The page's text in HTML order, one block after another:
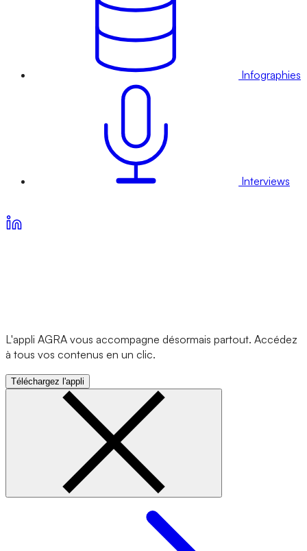
Infographies
Interviews
L'appli AGRA vous accompagne désormais partout. Accédez
à tous vos contenus en un clic.
Téléchargez l'appli